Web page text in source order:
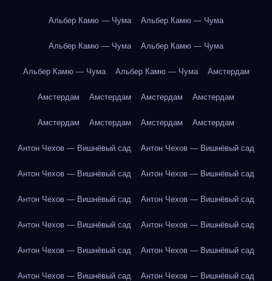
Альбер Камю — Чума Альбер Камю — Чума
Альбер Камю — Чума Альбер Камю — Чума
Альбер Камю — Чума Альбер Камю — Чума Амстердам
Амстердам Амстердам Амстердам Амстердам
Амстердам Амстердам Амстердам Амстердам
Антон Чехов — Вишнёвый сад Антон Чехов — Вишнёвый сад
Антон Чехов — Вишнёвый сад Антон Чехов — Вишнёвый сад
Антон Чехов — Вишнёвый сад Антон Чехов — Вишнёвый сад
Антон Чехов — Вишнёвый сад Антон Чехов — Вишнёвый сад
Антон Чехов — Вишнёвый сад Антон Чехов — Вишнёвый сад
Антон Чехов — Вишнёвый сад Антон Чехов — Вишнёвый сад